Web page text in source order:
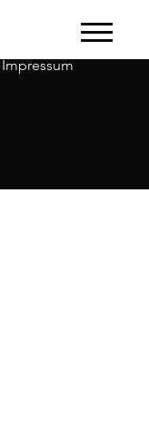
Impressum